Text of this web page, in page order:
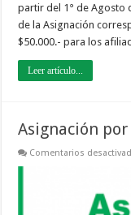
partir del 1° de Agosto
de la Asignación
$50.000.- para los
Leer artículo...
Asignación
Comentarios